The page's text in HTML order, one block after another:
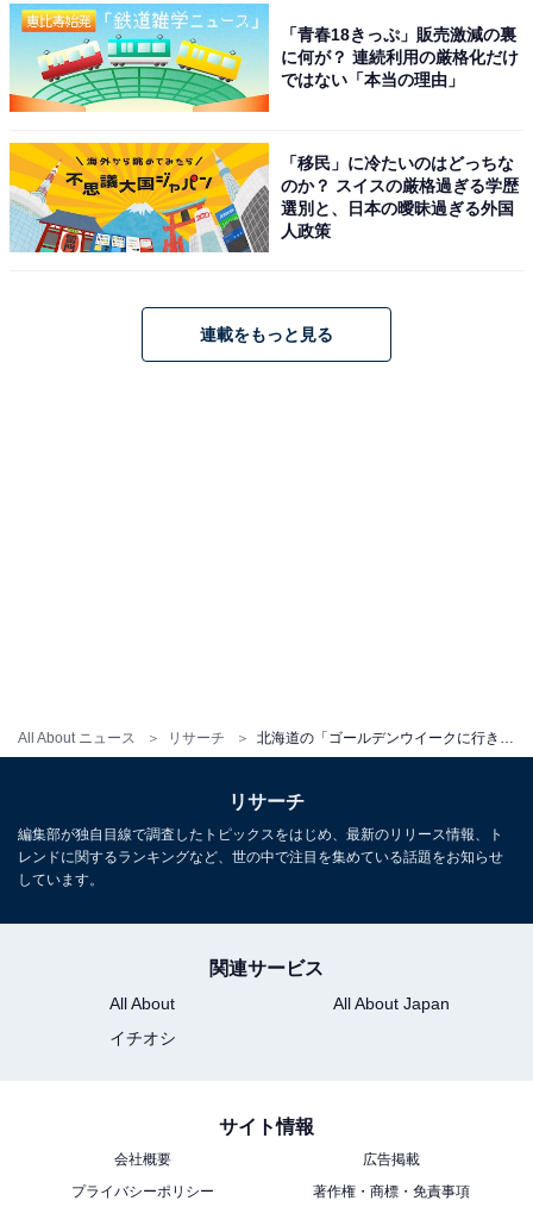
All About ニュース リサーチ
「北海道のGWは桜の開花時期と重なることが多
る唯一無二の景観を楽しめるためです」（20代女性
／東京都）
※回答者からのコメントは原文ママです
※記事内容は執筆時点のものです。最新の内容をご確認
近畿地方の「ゴールデンウイークに行きたい花
畑」ランキング！ 2位「あわじ花さじき」を抑
えた1位は？【2026年調査】
「青春18きっぷ」販売激減の裏
に何が？ 連続利用の厳格化だけ
ではない「本当の理由」
「移民」に冷たいのはどっちな
のか？ スイスの厳格過ぎる学歴
選別と、日本の曖昧過ぎる外国
人政策
連載をもっと見る
リサーチ
編集部が独自目線で調査したトピックスをはじめ、最新のリリース情報、ト
レンドに関するランキングなど、世の中で注目を集めている話題をお知らせ
しています。
関連サービス
All About
All About Japan
イチオシ
サイト情報
会社概要
広告掲載
プライバシーポリシー
著作権・商標・免責事項